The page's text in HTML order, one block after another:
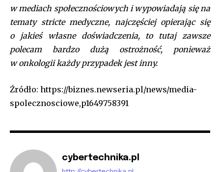
w mediach społecznościowych i wypowiadają się na
tematy stricte medyczne, najczęściej opierając się
o jakieś własne doświadczenia, to tutaj zawsze
polecam bardzo dużą ostrożność, ponieważ
w onkologii każdy przypadek jest inny.
Źródło: https://biznes.newseria.pl/news/media-
spolecznosciowe,p1649758391
cybertechnika.pl